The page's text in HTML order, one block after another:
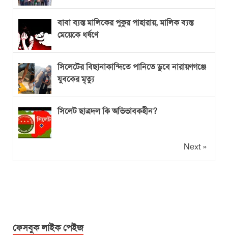
বাবা ব্যস্ত মালিকের পুকুর পাহারায়, মালিক ব্যস্ত
মেয়েকে ধর্ষণে
সিলেটের বিছানাকান্দিতে পানিতে ডুবে নারায়ণগঞ্জে
যুবকের মৃত্যু
সিলেট ছাত্রদল কি অভিভাবকহীন?
Next »
ফেসবুক লাইক পেইজ